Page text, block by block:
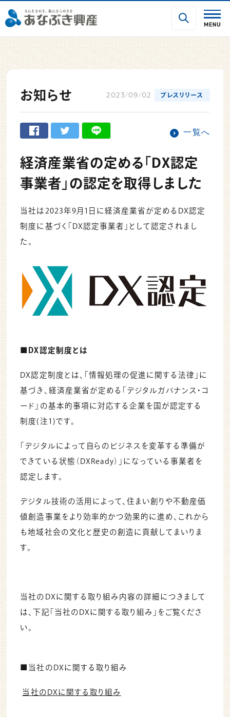
お知らせ 2023/09/02 プレスリリース
一覧へ
経済産業省の定める「DX認定
事業者」の認定を取得しました
当社は2023年9月1日に経済産業省が定めるDX認定
制度に基づく「DX認定事業者」として認定されまし
た。
■DX認定制度とは
DX認定制度とは、「情報処理の促進に関する法律」に
基づき、経済産業省が定める「デジタルガバナンス・コ
ード」の基本的事項に対応する企業を国が認定する
制度(注1)です。
「デジタルによって自らのビジネスを変革する準備が
できている状態（DXReady）」になっている事業者を
認定します。
デジタル技術の活用によって、住まい創りや不動産価
値創造事業をより効率的かつ効果的に進め、これから
も地域社会の文化と歴史の創造に貢献してまいりま
す。
当社のDXに関する取り組み内容の詳細につきまして
は、下記「当社のDXに関する取り組み」をご覧くださ
い。
■当社のDXに関する取り組み
当社のDXに関する取り組み